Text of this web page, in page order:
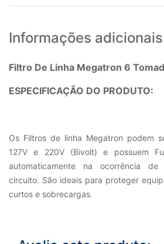
Informações adicionais
Filtro De Linha Megatron 6
ESPECIFICAÇÃO DO PRODUTO:
Os Filtros de linha Megatron podem
127V e 220V (Bivolt) e possuem
automaticamente na ocorrência
circuito. São ideais para proteger
curtos e sobrecargas.